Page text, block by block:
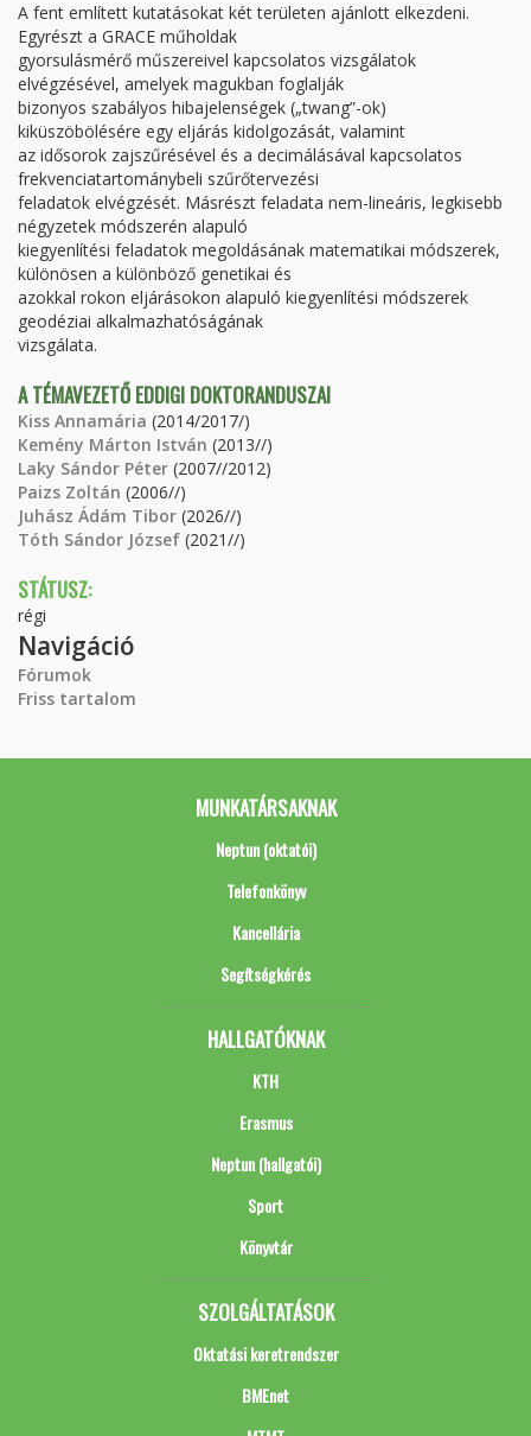
A fent említett kutatásokat két területen ajánlott elkezdeni.
Egyrészt a GRACE műholdak
gyorsulásmérő műszereivel kapcsolatos vizsgálatok
elvégzésével, amelyek magukban foglalják
bizonyos szabályos hibajelenségek („twang”-ok)
kiküszöbölésére egy eljárás kidolgozását, valamint
az idősorok zajszűrésével és a decimálásával kapcsolatos
frekvenciatartománybeli szűrőtervezési
feladatok elvégzését. Másrészt feladata nem-lineáris, legkisebb
négyzetek módszerén alapuló
kiegyenlítési feladatok megoldásának matematikai módszerek,
különösen a különböző genetikai és
azokkal rokon eljárásokon alapuló kiegyenlítési módszerek
geodéziai alkalmazhatóságának
vizsgálata.
A TÉMAVEZETŐ EDDIGI DOKTORANDUSZAI
Kiss Annamária (2014/2017/)
Kemény Márton István (2013//)
Laky Sándor Péter (2007//2012)
Paizs Zoltán (2006//)
Juhász Ádám Tibor (2026//)
Tóth Sándor József (2021//)
STÁTUSZ:
régi
Navigáció
Fórumok
Friss tartalom
MUNKATÁRSAKNAK
Neptun (oktatói)
Telefonkönyv
Kancellária
Segítségkérés
HALLGATÓKNAK
KTH
Erasmus
Neptun (hallgatói)
Sport
Könyvtár
SZOLGÁLTATÁSOK
Oktatási keretrendszer
BMEnet